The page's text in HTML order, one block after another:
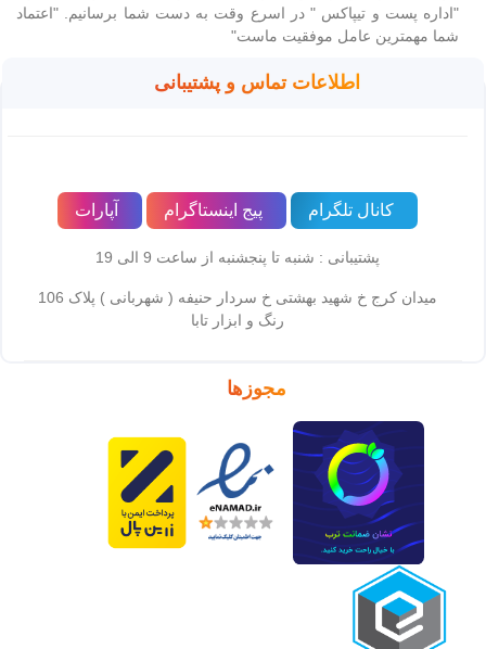
"اداره پست و تیپاکس " در اسرع وقت به دست شما برسانیم. "اعتماد
شما مهمترین عامل موفقیت ماست"
اطلاعات تماس و پشتیبانی
کانال تلگرام پیج اینستاگرام آپارات
پشتیبانی : شنبه تا پنجشنبه از ساعت 9 الی 19
میدان کرج خ شهید بهشتی خ سردار حنیفه ( شهربانی ) پلاک 106
رنگ و ابزار تابا
مجوزها